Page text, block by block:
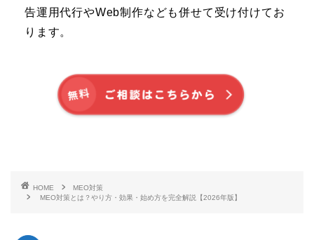
告運用代行やWeb制作なども併せて受け付けてお
ります。
HOME
MEO対策
MEO対策とは？やり方・効果・始め方を完全解説【2026年版】